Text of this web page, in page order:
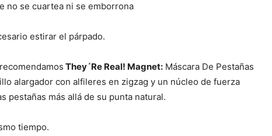
no se cuartea ni se emborrona
estirar el párpado.
They´Re Real! Magnet: Máscara De Pestañas
alargador con alfileres en zigzag y un núcleo de fuerza
pestañas más allá de su punta natural.
tiempo.